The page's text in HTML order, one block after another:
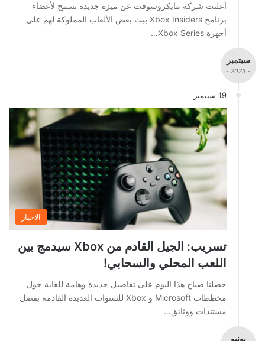
أعلنت شركة مايكروسوفت عن ميزة جديدة تسمح لأعضاء
برنامج Xbox Insiders ببث بعض الألعاب المملوكة لهم على
أجهزة Xbox Series…
سبتمبر
- 2023 -
19 سبتمبر
الاخبار
تسريب: الجيل القادم من Xbox سيدمج بين
اللعب المحلي والسحابي!
حصلنا صباح هذا اليوم على تفاصيل جديدة وهامة للغاية حول
مخططات Microsoft و Xbox للسنوات العديدة القادمة بفضل
مستندات ووثائق…
يونيو